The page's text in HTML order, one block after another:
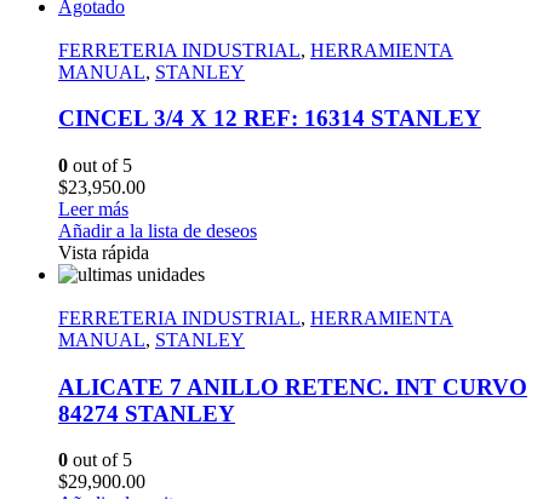
Agotado
FERRETERIA INDUSTRIAL, HERRAMIENTA
MANUAL, STANLEY
CINCEL 3/4 X 12 REF: 16314 STANLEY
0 out of 5
$23,950.00
Leer más
Añadir a la lista de deseos
Vista rápida
FERRETERIA INDUSTRIAL, HERRAMIENTA
MANUAL, STANLEY
ALICATE 7 ANILLO RETENC. INT CURVO
84274 STANLEY
0 out of 5
$29,900.00